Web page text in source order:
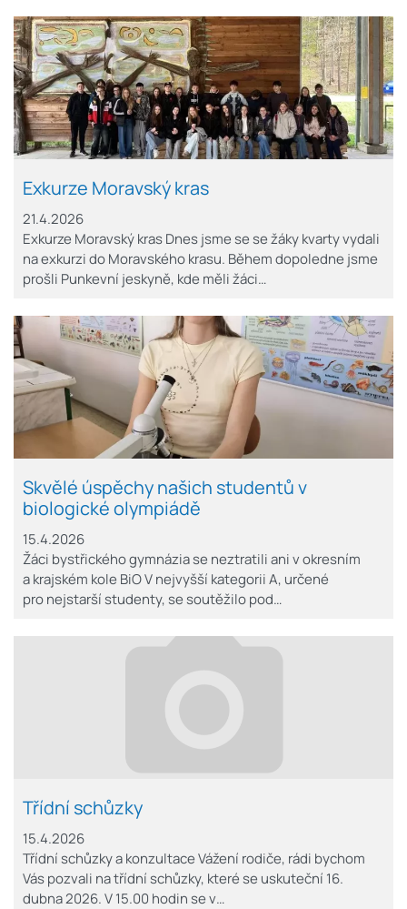
21.4.2026
Exkurze Moravský kras
Exkurze Moravský kras Dnes jsme se se žáky kvarty vydali
na exkurzi do Moravského krasu. Během dopoledne jsme
prošli Punkevní jeskyně, kde měli žáci…
15.4.2026
Skvělé úspěchy našich studentů v
biologické olympiádě
Žáci bystřického gymnázia se neztratili ani v okresním
a krajském kole BiO V nejvyšší kategorii A, určené
pro nejstarší studenty, se soutěžilo pod…
15.4.2026
Třídní schůzky
Třídní schůzky a konzultace Vážení rodiče, rádi bychom
Vás pozvali na třídní schůzky, které se uskuteční 16.
dubna 2026. V 15.00 hodin se v…